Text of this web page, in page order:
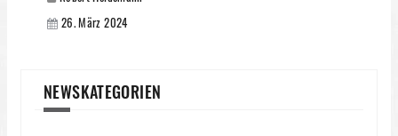
26. März 2024
NEWSKATEGORIEN